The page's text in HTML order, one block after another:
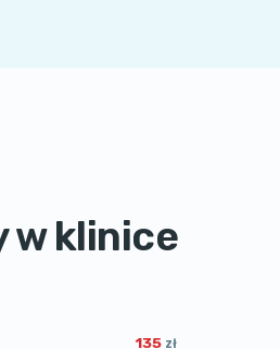
w klinice
135 zł